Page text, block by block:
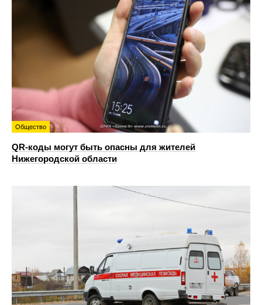
Общество
QR-коды могут быть опасны для жителей
Нижегородской области